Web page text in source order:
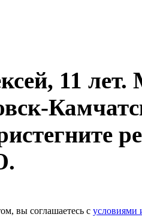
11
вы соглашаетесь с условиями